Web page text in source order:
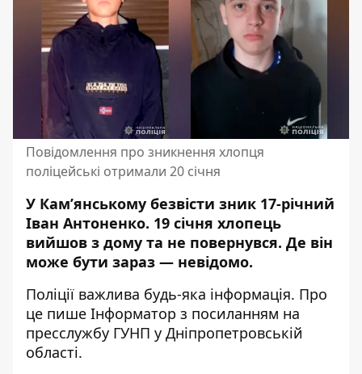
Повідомлення про зникнення хлопця
поліцейські отримали 20 січня
У Кам’янському безвісти зник 17-річний
Іван Антоненко. 19 січня хлопець
вийшов з дому та не повернувся. Де він
може бути зараз — невідомо.
Поліції важлива будь-яка інформація. Про
це пише Інформатор з посиланням на
пресслужбу ГУНП у Дніпропетровській
області.